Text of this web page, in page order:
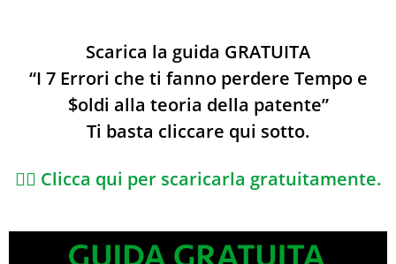
Scarica la guida GRATUITA
“I 7 Errori che ti fanno perdere Tempo e
$oldi alla teoria della patente”
Ti basta cliccare qui sotto.
👉🏼 Clicca qui per scaricarla gratuitamente.